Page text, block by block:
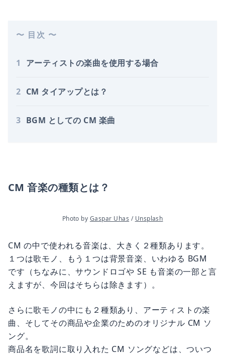
〜 目次 〜
1 アーティストの楽曲を使用する場合
2 CM タイアップとは？
3 BGM としての CM 楽曲
CM 音楽の種類とは？
Photo by Gaspar Uhas / Unsplash
CM の中で使われる音楽は、大きく２種類あります。
１つは歌モノ、もう１つは背景音楽、いわゆる BGM
です（ちなみに、サウンドロゴや SE も音楽の一部と言
えますが、今回はそちらは除きます）。
さらに歌モノの中にも２種類あり、アーティストの楽
曲、そしてその商品や企業のためのオリジナル CM ソ
ング。
商品名を歌詞に取り入れた CM ソングなどは、ついつ